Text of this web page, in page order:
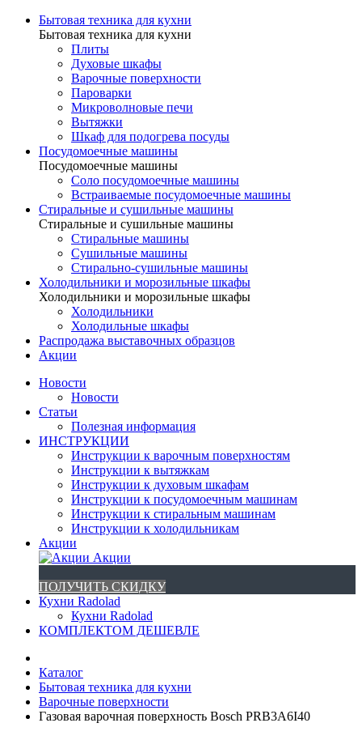
Бытовая техника для кухни
Бытовая техника для кухни
Плиты
Духовые шкафы
Варочные поверхности
Пароварки
Микроволновые печи
Вытяжки
Шкаф для подогрева посуды
Посудомоечные машины
Посудомоечные машины
Соло посудомоечные машины
Встраиваемые посудомоечные машины
Стиральные и сушильные машины
Стиральные и сушильные машины
Стиральные машины
Сушильные машины
Стирально-сушильные машины
Холодильники и морозильные шкафы
Холодильники и морозильные шкафы
Холодильники
Холодильные шкафы
Распродажа выставочных образцов
Акции
Новости
Новости
Статьи
Полезная информация
ИНСТРУКЦИИ
Инструкции к варочным поверхностям
Инструкции к вытяжкам
Инструкции к духовым шкафам
Инструкции к посудомоечным машинам
Инструкции к стиральным машинам
Инструкции к холодильникам
Акции
Акции
ПОЛУЧИТЬ СКИДКУ
Кухни Radolad
Кухни Radolad
КОМПЛЕКТОМ ДЕШЕВЛЕ
Каталог
Бытовая техника для кухни
Варочные поверхности
Газовая варочная поверхность Bosch PRB3A6I40